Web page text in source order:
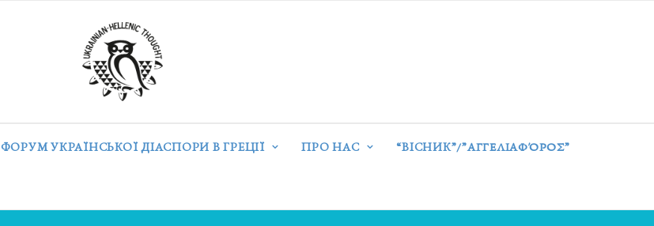
ФОРУМ УКРАЇНСЬКОЇ ДІАСПОРИ В ГРЕЦІЇ ПРО НАС “ВІСНИК”/”ΑΓΓΕΛΙΑΦΌΡΟΣ”